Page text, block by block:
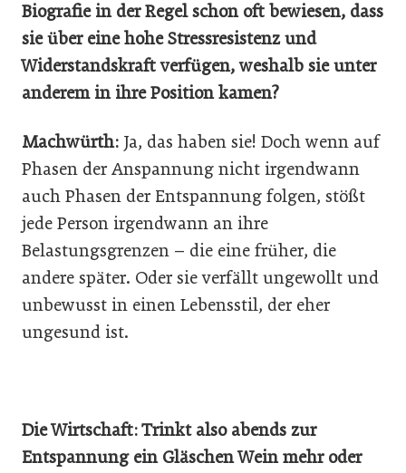
Biografie in der Regel schon oft bewiesen, dass
sie über eine hohe Stressresistenz und
Widerstandskraft verfügen, weshalb sie unter
anderem in ihre Position kamen?
Machwürth: Ja, das haben sie! Doch wenn auf
Phasen der Anspannung nicht irgendwann
auch Phasen der Entspannung folgen, stößt
jede Person irgendwann an ihre
Belastungsgrenzen – die eine früher, die
andere später. Oder sie verfällt ungewollt und
unbewusst in einen Lebensstil, der eher
ungesund ist.
Die Wirtschaft: Trinkt also abends zur
Entspannung ein Gläschen Wein mehr oder